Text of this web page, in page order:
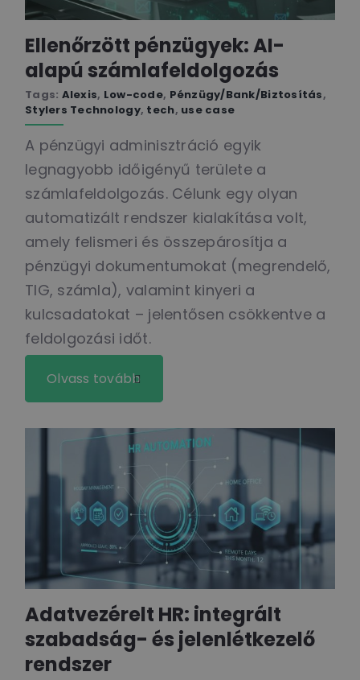
Ellenőrzött pénzügyek: AI-
alapú számlafeldolgozás
Tags: Alexis, Low-code, Pénzügy/Bank/Biztosítás,
Stylers Technology, tech, use case
A pénzügyi adminisztráció egyik
legnagyobb időigényű területe a
számlafeldolgozás. Célunk egy olyan
automatizált rendszer kialakítása volt,
amely felismeri és összepárosítja a
pénzügyi dokumentumokat (megrendelő,
TIG, számla), valamint kinyeri a
kulcsadatokat – jelentősen csökkentve a
feldolgozási időt.
Olvass tovább
Adatvezérelt HR: integrált
szabadság- és jelenlétkezelő
rendszer